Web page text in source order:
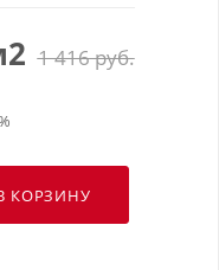
1 416руб.
КОРЗИНУ